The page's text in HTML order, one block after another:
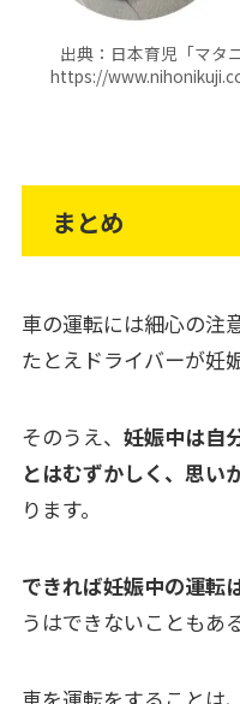
出典：日本育児「マタ
https://
まとめ
車の運転には細心の注
たとえドライバーが妊
そのうえ、 妊娠中は自
とはむずかしく、思い
ります。
できれば妊娠中の運転
うはできないこともあ